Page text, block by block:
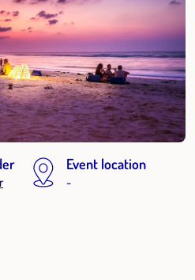
Event location
-